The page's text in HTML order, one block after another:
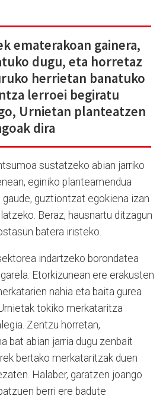
ematerakoan gainera,
dugu, eta horretaz
herrietan banatuko
lerroei begiratu
Urnietan planteatzen
dira
sustatzeko abian jarriko
eginiko planteamendua
guztiontzat egokiena izan
Beraz, hausnartu ditzagun
batera iristeko.
indartzeko borondatea
Etorkizunean ere erakusten
nahia eta baita gurea
tokiko merkataritza
Zentzu horretan,
bat abian jarria dugu zenbait
bertako merkataritzak duen
Halaber, garatzen joango
berri ere badute